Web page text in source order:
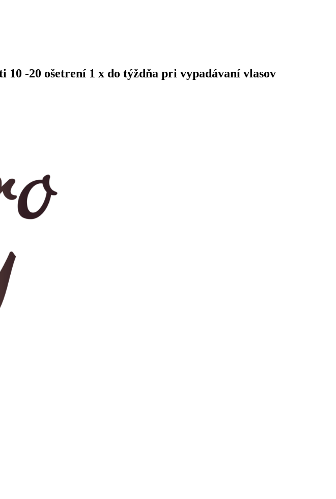
10 -20 ošetrení 1 x do týždňa pri vypadávaní vlasov